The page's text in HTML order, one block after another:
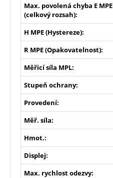
Max. povolená chyba E MPE
(celkový rozsah):
H MPE (Hystereze):
R MPE (Opakovatelnost):
Měřicí síla MPL:
Stupeň ochrany:
Provedení:
Měř. síla:
Hmot.:
Displej:
Max. rychlost odezvy: